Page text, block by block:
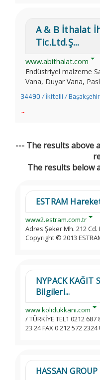
A & B İthalat
Tic.Ltd.Ş...
www.abithalat.com
Endüstriyel malzeme
Vana, Duyar Vana,
34490 / İkitelli /
~
--- The results above
The results below
ESTRAM
www2.estram.com.tr
Adres Şeker Mh. 212 Cd.
Copyright © 2013
NYPACK KAĞIT
Bilgileri...
www.kolidukkani.com
/ TÜRKİYE TEL1 0212 687
23 24 FAX 0 212 572 2324
HASSAN GROUP